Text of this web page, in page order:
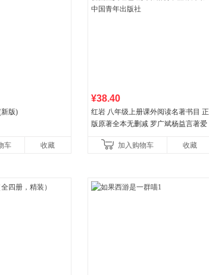
版)
车 收藏
¥38.40
红岩 八年级上册课外阅读名著书目 正
版原著全本无删减 罗广斌杨益言著爱
国青年出版社加入购物车 收藏